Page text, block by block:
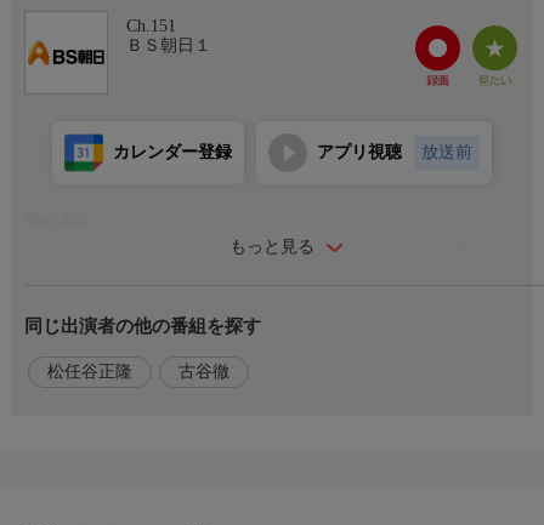
Ch.151
ＢＳ朝日１
もっと見る
カレンダー登録 アプリ視聴 放送前
シトロエンから「DSオートモビルズ」がブランドとして独立し
ール」と呼ぶ「匠の技」をうたう一方で、フォーミュラEに参戦
するなど10年以上にわたってクラフトマンシップと最新テクノロ
ジーのマリアージュを形にしてきた。シトロエン時代のDS5以降
同じ出演者の他の番組を探す
松任谷正隆 古谷徹